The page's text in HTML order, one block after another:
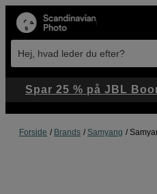
Hej, hvad leder du efter?
Forside Brands Samyang
Spar 25 % på JBL